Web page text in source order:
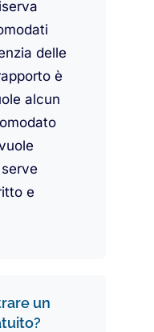
delle
è
alcun
e
un